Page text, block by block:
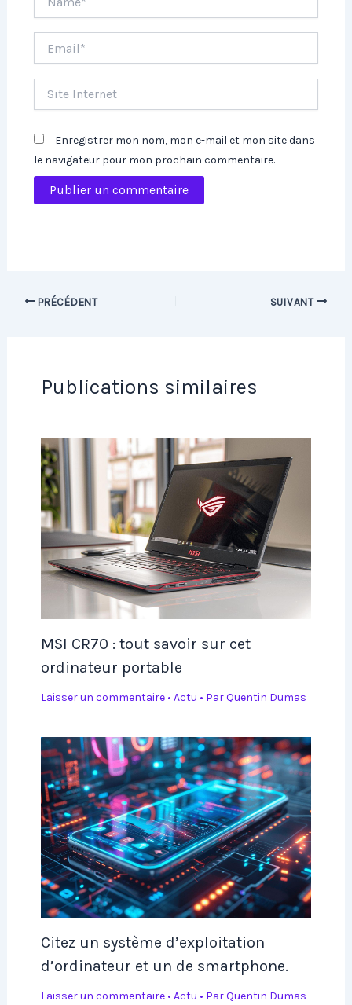
Internet
Enregistrer mon nom, mon e-mail et mon site dans
le navigateur pour mon prochain commentaire.
PRÉCÉDENT SUIVANT
Publications similaires
MSI CR70 : tout savoir sur cet
ordinateur portable
Laisser un commentaire • Actu • ParQuentin Dumas
Citez un système d’exploitation
d’ordinateur et un de smartphone.
Laisser un commentaire • Actu • ParQuentin Dumas